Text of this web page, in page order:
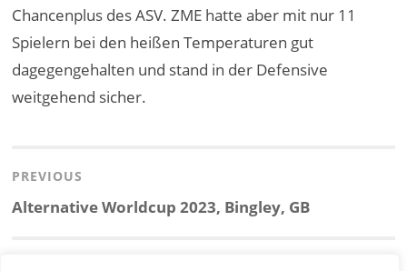
Chancenplus des ASV. ZME hatte aber mit nur 11
Spielern bei den heißen Temperaturen gut
dagegengehalten und stand in der Defensive
weitgehend sicher.
PREVIOUS
Previous
Alternative Worldcup 2023, Bingley, GB